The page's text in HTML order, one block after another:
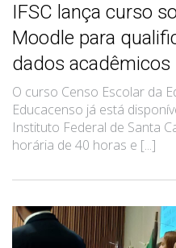
IFSC lança curso
Moodle para
dados acadêmicos
O curso Censo Escolar da
Educacenso já está
Instituto Federal de Santa
horária de 40 horas e [...]